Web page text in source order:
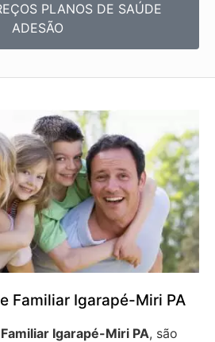
PLANOS DE SAÚDE
ADESÃO
Familiar Igarapé-Miri PA
Igarapé-Miri PA, são